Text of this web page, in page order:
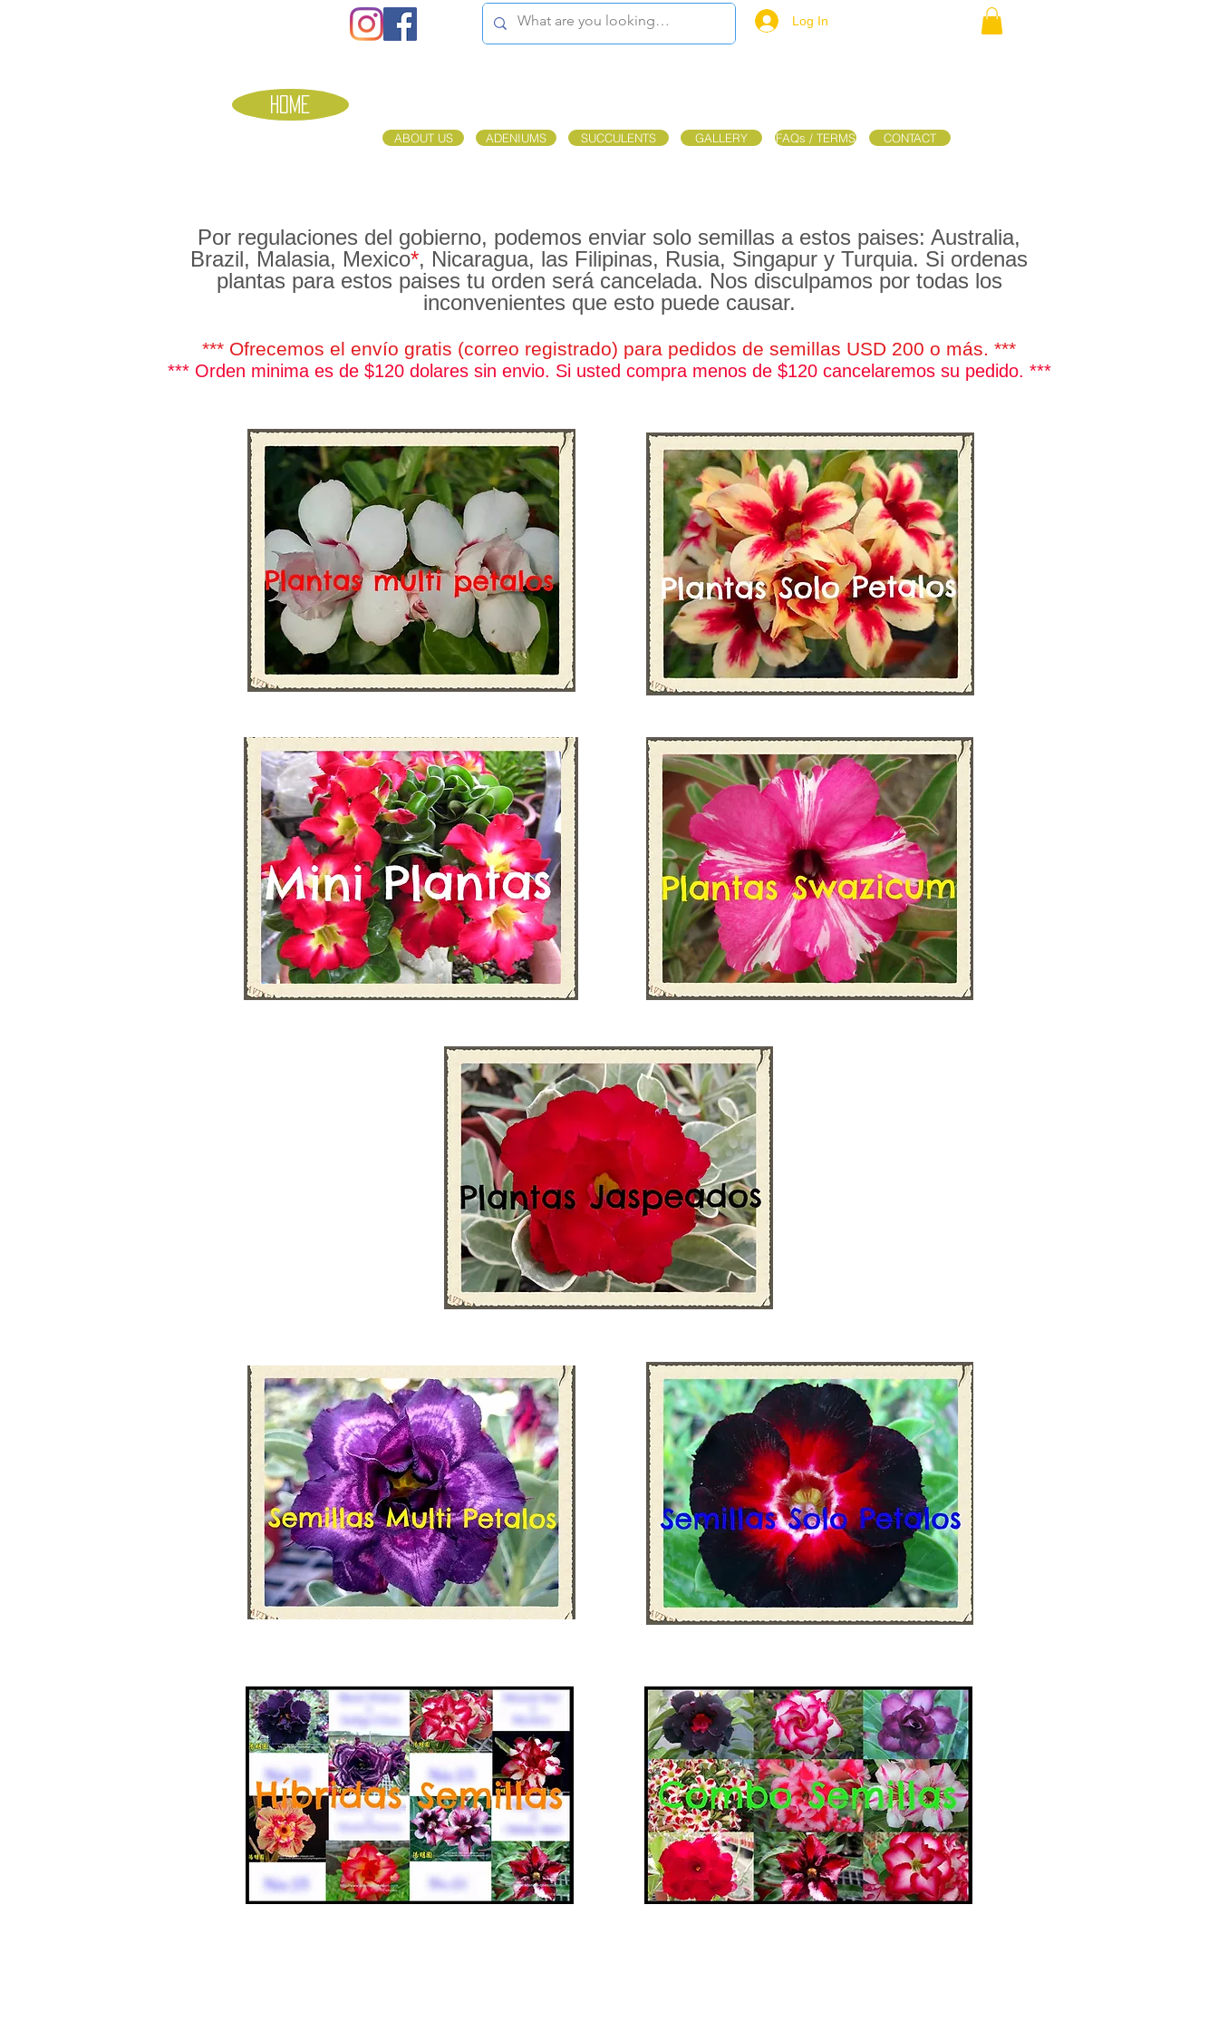
Log In
Por regulaciones del gobierno, podemos enviar solo semillas a estos paises: Australia,
Brazil, Malasia, Mexico*, Nicaragua, las Filipinas, Rusia, Singapur y Turquia. Si ordenas
plantas para estos paises tu orden será cancelada. Nos disculpamos por todas los
inconvenientes que esto puede causar.
*** Ofrecemos el envío gratis (correo registrado) para pedidos de semillas USD 200 o más. ***
*** Orden minima es de $120 dolares sin envio. Si usted compra menos de $120 cancelaremos su pedido. ***
HOME
ABOUT US ADENIUMS SUCCULENTS GALLERY FAQs / TERMS CONTACT